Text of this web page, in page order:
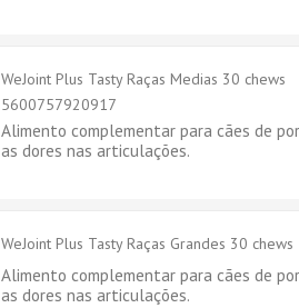
WeJoint Plus Tasty Raças Medias 30 chews
5600757920917
Alimento complementar para cães de
as dores nas articulações.
WeJoint Plus Tasty Raças Grandes 30 chews
Alimento complementar para cães de
as dores nas articulações.